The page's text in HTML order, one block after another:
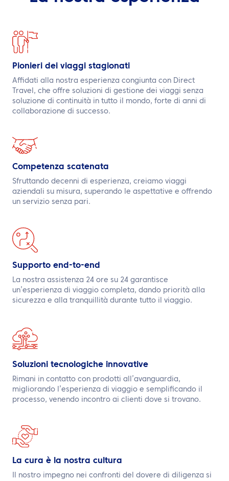
Pionieri dei viaggi stagionati
Affidati alla nostra esperienza congiunta con Direct
Travel, che offre soluzioni di gestione dei viaggi senza
soluzione di continuità in tutto il mondo, forte di anni di
collaborazione di successo.
Competenza scatenata
Sfruttando decenni di esperienza, creiamo viaggi
aziendali su misura, superando le aspettative e offrendo
un servizio senza pari.
Supporto end-to-end
La nostra assistenza 24 ore su 24 garantisce
un’esperienza di viaggio completa, dando priorità alla
sicurezza e alla tranquillità durante tutto il viaggio.
Soluzioni tecnologiche innovative
Rimani in contatto con prodotti all’avanguardia,
migliorando l’esperienza di viaggio e semplificando il
processo, venendo incontro ai clienti dove si trovano.
La cura è la nostra cultura
Il nostro impegno nei confronti del dovere di diligenza si